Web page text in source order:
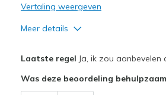
Vertaling weergeven
Meer details
Comfortable
Laatste regel Ja, ik zou aanbevelen
Was deze beoordeling